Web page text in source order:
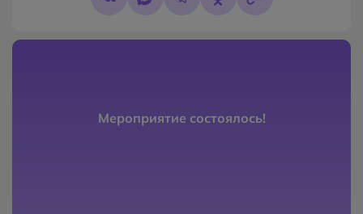
Мероприятие состоялось!